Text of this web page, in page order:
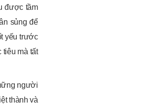
được tầm
sủng để
yếu trước
tiêu mà tất
người
thành và